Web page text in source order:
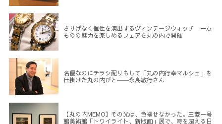
さりげなく個性を演出するヴィンテージウォッチ 一点
ものの魅力を楽しめるフェアを丸の内で開催
名優なのにチラシ配りもして「丸の内行幸マルシェ」を
仕掛けた丸の内びと――永島敏行さん
【丸の内MEMO】その光は、色褪せなかった。三菱一号
館美術館「トワイライト、新版画」展で、時を超える日